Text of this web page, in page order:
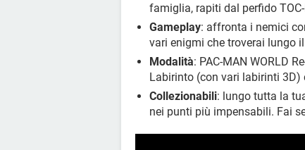
famiglia, rapiti dal perfido
Gameplay: affronta i nemici
vari enigmi che troverai lungo
Modalità: PAC-MAN WORLD
Labirinto (con vari labirinti
Collezionabili: lungo tutta la
nei punti più impensabili. Fai